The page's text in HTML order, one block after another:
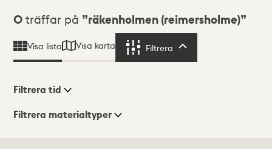
Sökresultat
0 träffar på räkenholmen (reimersholme)
Visa lista Visa karta Filtrera
Visningsläge
Filtrera tid
Filtrera materialtyper